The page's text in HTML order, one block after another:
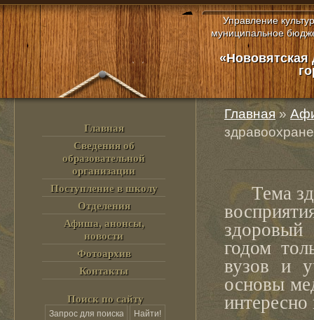
Главная
Сведения об
образовательной
организации
Поступление в школу
Отделения
Афиша, анонсы,
новости
Фотоархив
Контакты
Поиск по сайту
Управление
муниципальное
«Нововятская
Главная»
Тема
годом
вузов и
основы